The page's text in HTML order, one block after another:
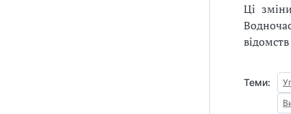
Ці
Теми: